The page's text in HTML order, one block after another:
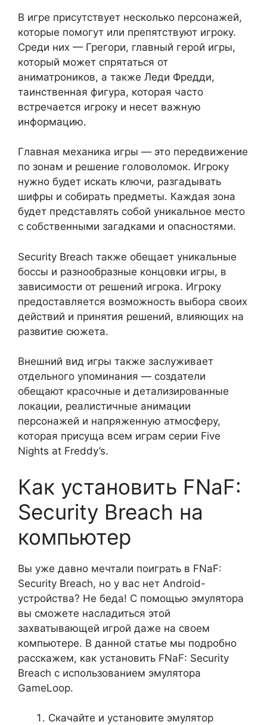
В игре присутствует несколько персонажей,
которые помогут или препятствуют игроку.
Среди них — Грегори, главный герой игры,
который может спрятаться от
аниматроников, а также Леди Фредди,
таинственная фигура, которая часто
встречается игроку и несет важную
информацию.
Главная механика игры — это передвижение
по зонам и решение головоломок. Игроку
нужно будет искать ключи, разгадывать
шифры и собирать предметы. Каждая зона
будет представлять собой уникальное место
с собственными загадками и опасностями.
Security Breach также обещает уникальные
боссы и разнообразные концовки игры, в
зависимости от решений игрока. Игроку
предоставляется возможность выбора своих
действий и принятия решений, влияющих на
развитие сюжета.
Внешний вид игры также заслуживает
отдельного упоминания — создатели
обещают красочные и детализированные
локации, реалистичные анимации
персонажей и напряженную атмосферу,
которая присуща всем играм серии Five
Nights at Freddy’s.
Как установить FNaF:
Security Breach на
компьютер
Вы уже давно мечтали поиграть в FNaF:
Security Breach, но у вас нет Android-
устройства? Не беда! С помощью эмулятора
вы сможете насладиться этой
захватывающей игрой даже на своем
компьютере. В данной статье мы подробно
расскажем, как установить FNaF: Security
Breach с использованием эмулятора
GameLoop.
Скачайте и установите эмулятор